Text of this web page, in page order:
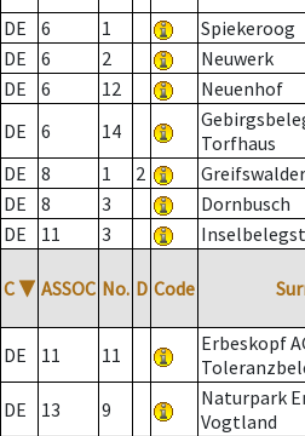
DE
6 1 Spiekeroog
DE
6 2 Neuwerk
DE
6 12 Neuenhof
DE
6 14
Torfhaus
DE
8 1 2
DE
8 3 Dornbusch
DE
11 3
C ▼ ASSOC No. D Code
DE 11 11
Erbeskopf
DE 13 9
Naturpark
Vogtland